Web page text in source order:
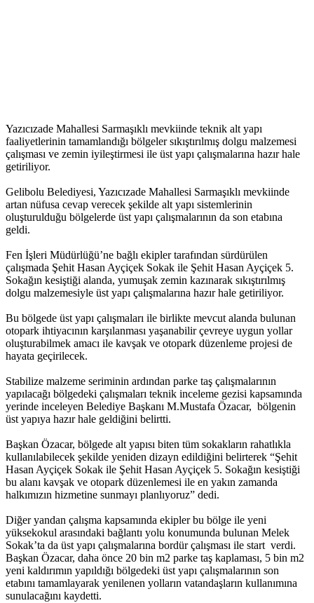
Yazıcızade Mahallesi Sarmaşıklı mevkiinde teknik alt yapı
faaliyetlerinin tamamlandığı bölgeler sıkıştırılmış dolgu malzemesi
çalışması ve zemin iyileştirmesi ile üst yapı çalışmalarına hazır hale
getiriliyor.
Gelibolu Belediyesi, Yazıcızade Mahallesi Sarmaşıklı mevkiinde
artan nüfusa cevap verecek şekilde alt yapı sistemlerinin
oluşturulduğu bölgelerde üst yapı çalışmalarının da son etabına
geldi.
Fen İşleri Müdürlüğü’ne bağlı ekipler tarafından sürdürülen
çalışmada Şehit Hasan Ayçiçek Sokak ile Şehit Hasan Ayçiçek 5.
Sokağın kesiştiği alanda, yumuşak zemin kazınarak sıkıştırılmış
dolgu malzemesiyle üst yapı çalışmalarına hazır hale getiriliyor.
Bu bölgede üst yapı çalışmaları ile birlikte mevcut alanda bulunan
otopark ihtiyacının karşılanması yaşanabilir çevreye uygun yollar
oluşturabilmek amacı ile kavşak ve otopark düzenleme projesi de
hayata geçirilecek.
Stabilize malzeme seriminin ardından parke taş çalışmalarının
yapılacağı bölgedeki çalışmaları teknik inceleme gezisi kapsamında
yerinde inceleyen Belediye Başkanı M.Mustafa Özacar, bölgenin
üst yapıya hazır hale geldiğini belirtti.
Başkan Özacar, bölgede alt yapısı biten tüm sokakların rahatlıkla
kullanılabilecek şekilde yeniden dizayn edildiğini belirterek “Şehit
Hasan Ayçiçek Sokak ile Şehit Hasan Ayçiçek 5. Sokağın kesiştiği
bu alanı kavşak ve otopark düzenlemesi ile en yakın zamanda
halkımızın hizmetine sunmayı planlıyoruz” dedi.
Diğer yandan çalışma kapsamında ekipler bu bölge ile yeni
yüksekokul arasındaki bağlantı yolu konumunda bulunan Melek
Sokak’ta da üst yapı çalışmalarına bordür çalışması ile start verdi.
Başkan Özacar, daha önce 20 bin m2 parke taş kaplaması, 5 bin m2
yeni kaldırımın yapıldığı bölgedeki üst yapı çalışmalarının son
etabını tamamlayarak yenilenen yolların vatandaşların kullanımına
sunulacağını kaydetti.